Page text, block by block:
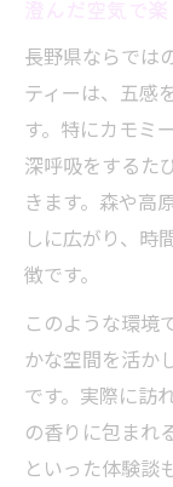
地元食
楽しみ
長野
験
旬の
沢さ
特長
アフ
がり
季節ごと
季節の
長野県ならでは
ティーは、五感
す。特にカモミ
深呼吸をするた
きます。森や高
しに広がり、時
徴です。
このような環境
かな空間を活か
です。実際に訪
の香りに包まれ
といった体験談